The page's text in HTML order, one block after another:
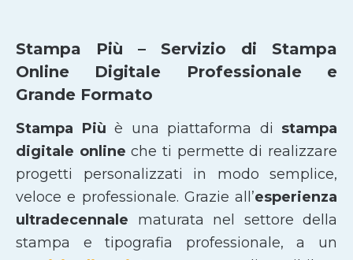
Stampa Più – Servizio di Stampa
Online Digitale Professionale e
Grande Formato
Stampa Più è una piattaforma di stampa
digitale online che ti permette di realizzare
progetti personalizzati in modo semplice,
veloce e professionale. Grazie all’esperienza
ultradecennale maturata nel settore della
stampa e tipografia professionale, a un